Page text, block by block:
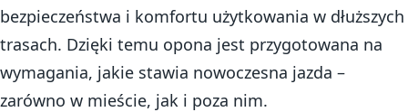
bezpieczeństwa i komfortu użytkowania w dłuższych
trasach. Dzięki temu opona jest przygotowana na
wymagania, jakie stawia nowoczesna jazda –
zarówno w mieście, jak i poza nim.